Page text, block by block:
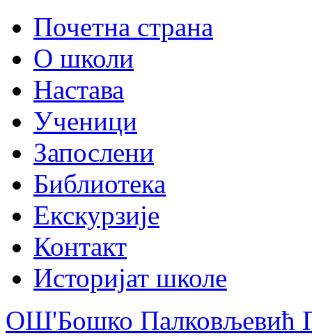
Почетна страна
О школи
Настава
Ученици
Запослени
Библиотека
Екскурзије
Контакт
Историјат школе
ОШ'Бошко Палковљевић